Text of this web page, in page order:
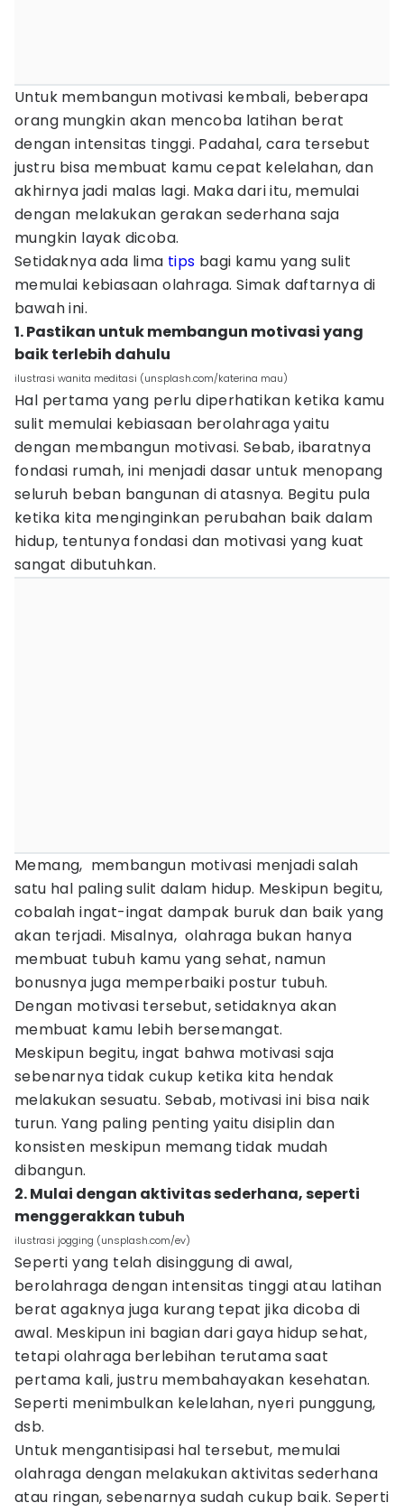
Untuk membangun motivasi kembali, beberapa
orang mungkin akan mencoba latihan berat
dengan intensitas tinggi. Padahal, cara tersebut
justru bisa membuat kamu cepat kelelahan, dan
akhirnya jadi malas lagi. Maka dari itu, memulai
dengan melakukan gerakan sederhana saja
mungkin layak dicoba.
Setidaknya ada lima tips bagi kamu yang sulit
memulai kebiasaan olahraga. Simak daftarnya di
bawah ini.
1. Pastikan untuk membangun motivasi yang
baik terlebih dahulu
ilustrasi wanita meditasi (unsplash.com/katerina mau)
Hal pertama yang perlu diperhatikan ketika kamu
sulit memulai kebiasaan berolahraga yaitu
dengan membangun motivasi. Sebab, ibaratnya
fondasi rumah, ini menjadi dasar untuk menopang
seluruh beban bangunan di atasnya. Begitu pula
ketika kita menginginkan perubahan baik dalam
hidup, tentunya fondasi dan motivasi yang kuat
sangat dibutuhkan.
Memang, membangun motivasi menjadi salah
satu hal paling sulit dalam hidup. Meskipun begitu,
cobalah ingat-ingat dampak buruk dan baik yang
akan terjadi. Misalnya, olahraga bukan hanya
membuat tubuh kamu yang sehat, namun
bonusnya juga memperbaiki postur tubuh.
Dengan motivasi tersebut, setidaknya akan
membuat kamu lebih bersemangat.
Meskipun begitu, ingat bahwa motivasi saja
sebenarnya tidak cukup ketika kita hendak
melakukan sesuatu. Sebab, motivasi ini bisa naik
turun. Yang paling penting yaitu disiplin dan
konsisten meskipun memang tidak mudah
dibangun.
2. Mulai dengan aktivitas sederhana, seperti
menggerakkan tubuh
ilustrasi jogging (unsplash.com/ev)
Seperti yang telah disinggung di awal,
berolahraga dengan intensitas tinggi atau latihan
berat agaknya juga kurang tepat jika dicoba di
awal. Meskipun ini bagian dari gaya hidup sehat,
tetapi olahraga berlebihan terutama saat
pertama kali, justru membahayakan kesehatan.
Seperti menimbulkan kelelahan, nyeri punggung,
dsb.
Untuk mengantisipasi hal tersebut, memulai
olahraga dengan melakukan aktivitas sederhana
atau ringan, sebenarnya sudah cukup baik. Seperti